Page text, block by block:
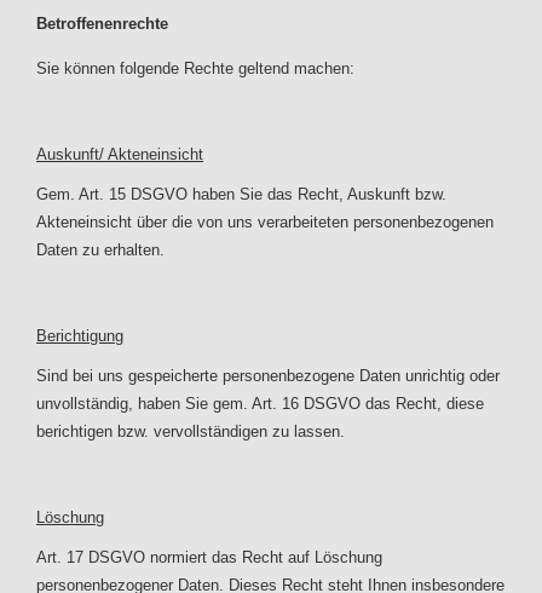
Betroffenenrechte
Sie können folgende Rechte geltend machen:
Auskunft/ Akteneinsicht
Gem. Art. 15 DSGVO haben Sie das Recht, Auskunft bzw.
Akteneinsicht über die von uns verarbeiteten personenbezogenen
Daten zu erhalten.
Berichtigung
Sind bei uns gespeicherte personenbezogene Daten unrichtig oder
unvollständig, haben Sie gem. Art. 16 DSGVO das Recht, diese
berichtigen bzw. vervollständigen zu lassen.
Löschung
Art. 17 DSGVO normiert das Recht auf Löschung
personenbezogener Daten. Dieses Recht steht Ihnen insbesondere